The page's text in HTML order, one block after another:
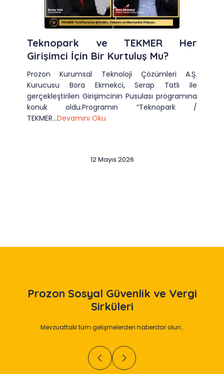
Teknopark ve TEKMER Her
Girişimci İçin Bir Kurtuluş Mu?
Prozon Kurumsal Teknoloji Çözümleri A.Ş.
Kurucusu Bora Ekmekci, Serap Tatlı ile
gerçekleştirilen Girişimcinin Pusulası programına
konuk oldu.Programın “Teknopark /
TEKMER...Devamını Oku
12 Mayıs 2026
Prozon Sosyal Güvenlik ve Vergi
Sirküleri
Mevzuattaki tüm gelişmelerden haberdar olun…